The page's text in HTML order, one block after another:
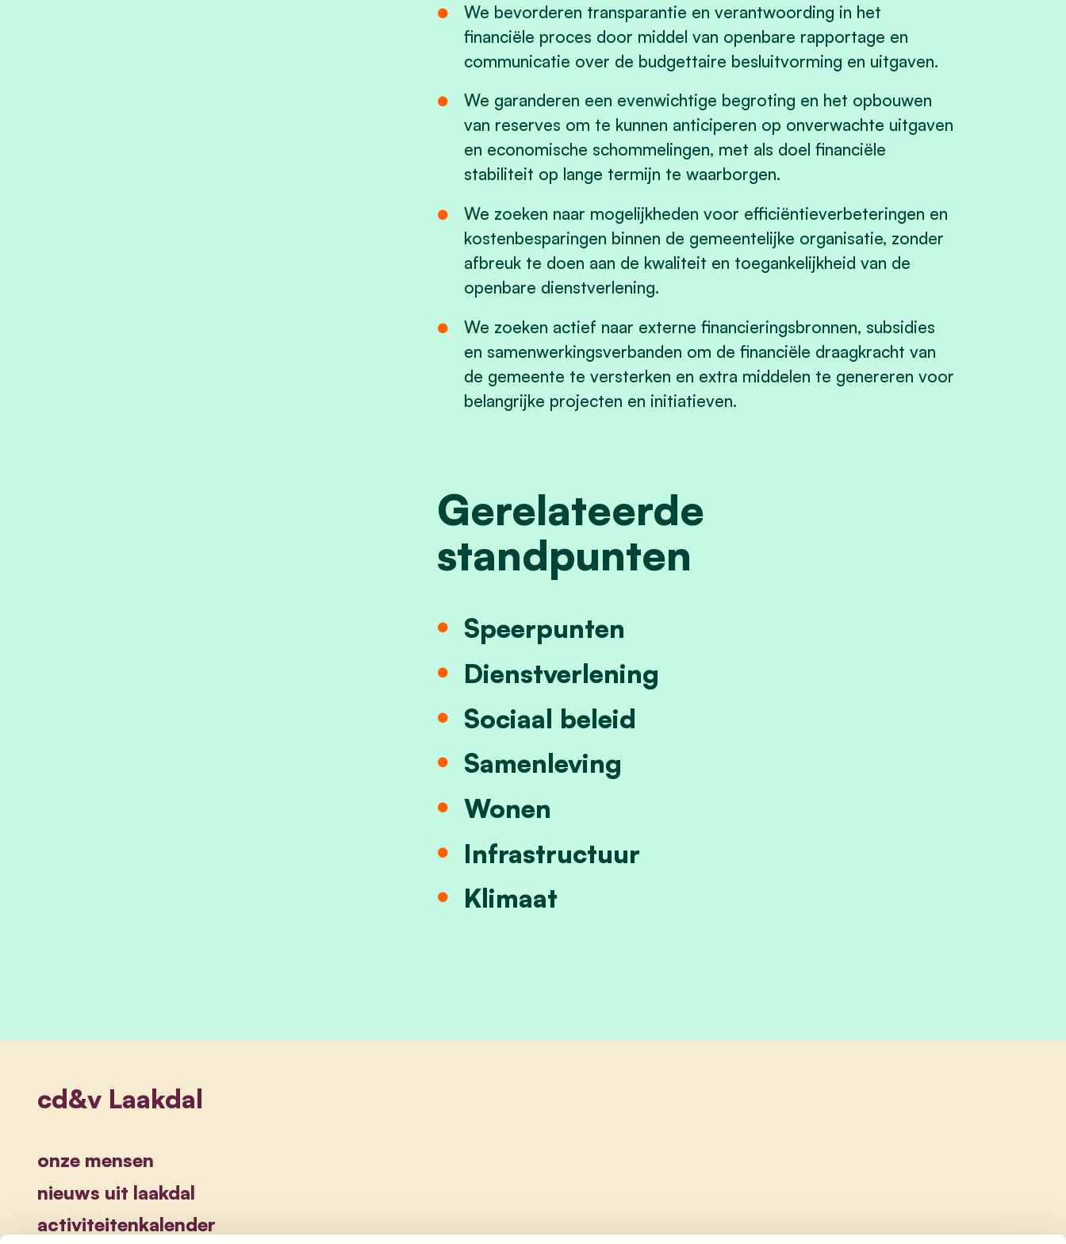
We bevorderen transparantie en verantwoording in het
financiële proces door middel van openbare rapportage en
communicatie over de budgettaire besluitvorming en uitgaven.
We garanderen een evenwichtige begroting en het opbouwen
van reserves om te kunnen anticiperen op onverwachte uitgaven
en economische schommelingen, met als doel financiële
stabiliteit op lange termijn te waarborgen.
We zoeken naar mogelijkheden voor efficiëntieverbeteringen en
kostenbesparingen binnen de gemeentelijke organisatie, zonder
afbreuk te doen aan de kwaliteit en toegankelijkheid van de
openbare dienstverlening.
We zoeken actief naar externe financieringsbronnen, subsidies
en samenwerkingsverbanden om de financiële draagkracht van
de gemeente te versterken en extra middelen te genereren voor
belangrijke projecten en initiatieven.
Gerelateerde
standpunten
Speerpunten
Dienstverlening
Sociaal beleid
Samenleving
Wonen
Infrastructuur
Klimaat
cd&v Laakdal
onze mensen
nieuws uit laakdal
activiteitenkalender